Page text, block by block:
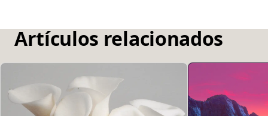
Artículos relacionados